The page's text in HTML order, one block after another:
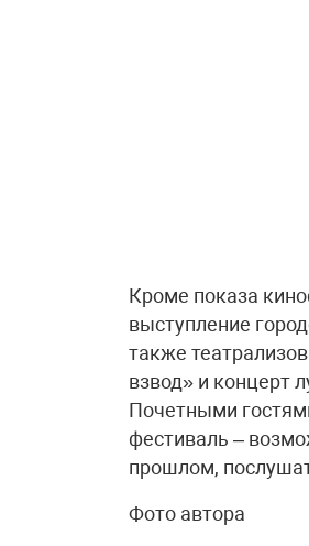
Кроме показа
выступление
также
взвод» и концерт
Почетными
фестиваль –
прошлом,
Фото автора